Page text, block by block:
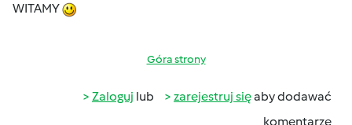
WITAMY
Góra strony
Zaloguj lub zarejestruj sięaby dodawać
komentarze